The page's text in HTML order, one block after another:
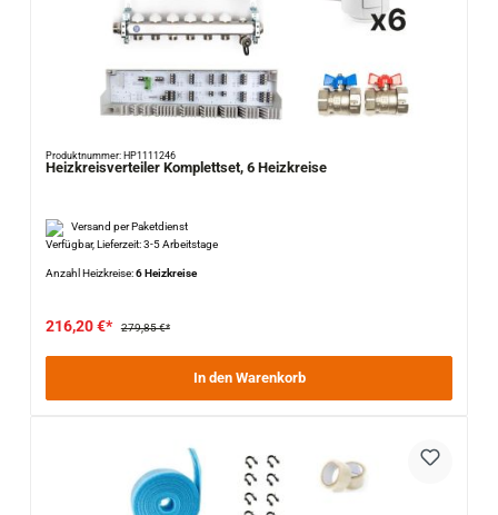
Produktnummer: HP1111246
Heizkreisverteiler Komplettset, 6 Heizkreise
Versand per Paketdienst
Verfügbar, Lieferzeit: 3-5 Arbeitstage
Anzahl Heizkreise:6 Heizkreise
216,20 €* 279,85 €*
In den Warenkorb